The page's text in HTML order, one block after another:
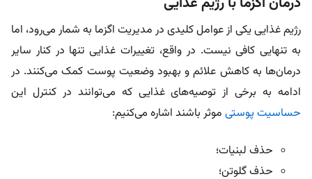
رژیم غذایی یکی از عوامل کلیدی در مدیریت اگزما به شمار می‌رود، اما
به تنهایی کافی نیست. در واقع، تغییرات غذایی تنها در کنار سایر
درمان‌ها به کاهش علائم و بهبود وضعیت پوست کمک می‌کنند. در
ادامه به برخی از توصیه‌های غذایی که می‌توانند در کنترل این
حساسیت پوستی موثر باشند اشاره می‌کنیم:
حذف لبنیات؛
حذف گلوتن؛